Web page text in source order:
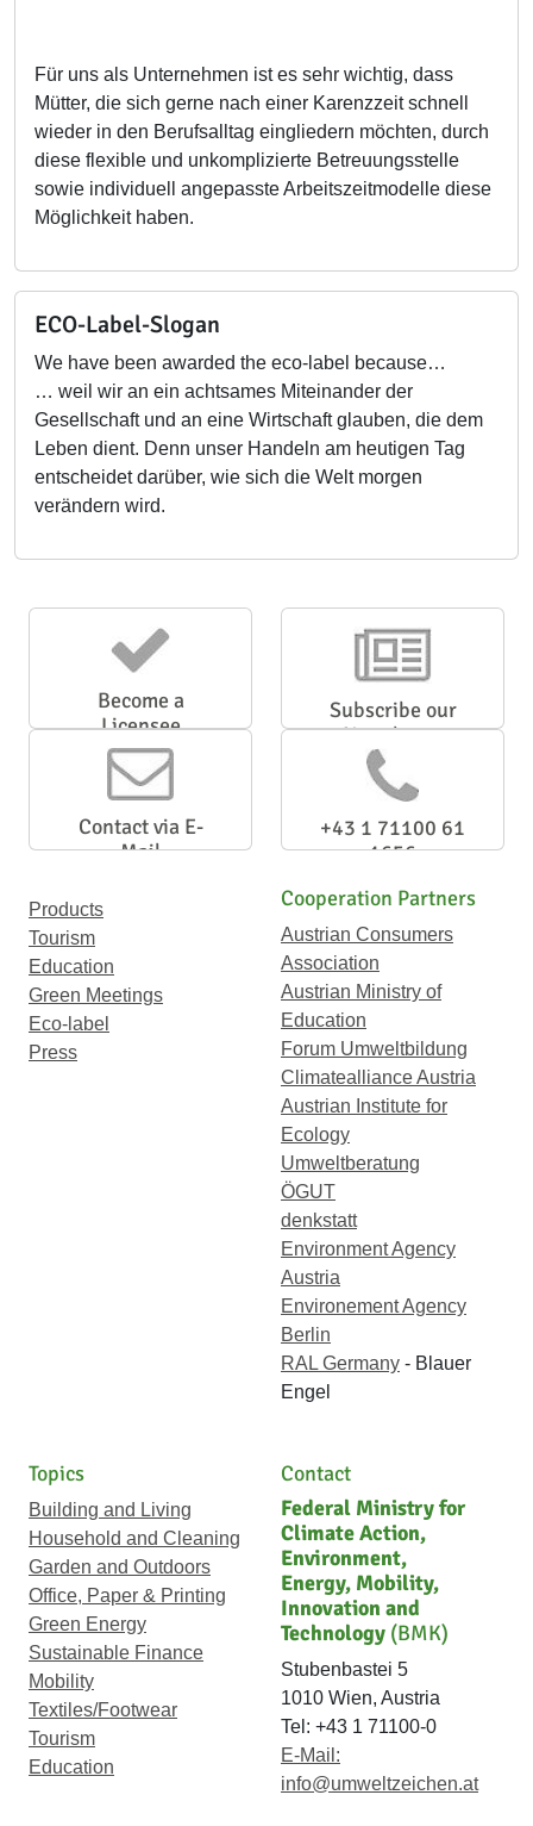
Für uns als Unternehmen ist es sehr wichtig, dass
Mütter, die sich gerne nach einer Karenzzeit schnell
wieder in den Berufsalltag eingliedern möchten, durch
diese flexible und unkomplizierte Betreuungsstelle
sowie individuell angepasste Arbeitszeitmodelle diese
Möglichkeit haben.
ECO-Label-Slogan
We have been awarded the eco-label because…
… weil wir an ein achtsames Miteinander der
Gesellschaft und an eine Wirtschaft glauben, die dem
Leben dient. Denn unser Handeln am heutigen Tag
entscheidet darüber, wie sich die Welt morgen
verändern wird.
Become a
Licensee
Subscribe our
Newsletter
Contact via E-
Mail
+43 1 71100 61
1656
Products
Tourism
Education
Green Meetings
Eco-label
Press
Cooperation Partners
Austrian Consumers
Association
Austrian Ministry of
Education
Forum Umweltbildung
Climatealliance Austria
Austrian Institute for
Ecology
Umweltberatung
ÖGUT
denkstatt
Environment Agency
Austria
Environement Agency
Berlin
RAL Germany - Blauer
Engel
Topics
Building and Living
Household and Cleaning
Garden and Outdoors
Office, Paper & Printing
Green Energy
Sustainable Finance
Mobility
Textiles/Footwear
Tourism
Education
Contact
Federal Ministry for
Climate Action,
Environment,
Energy, Mobility,
Innovation and
Technology (BMK)
Stubenbastei 5
1010 Wien, Austria
Tel: +43 1 71100-0
E-Mail:
info@umweltzeichen.at